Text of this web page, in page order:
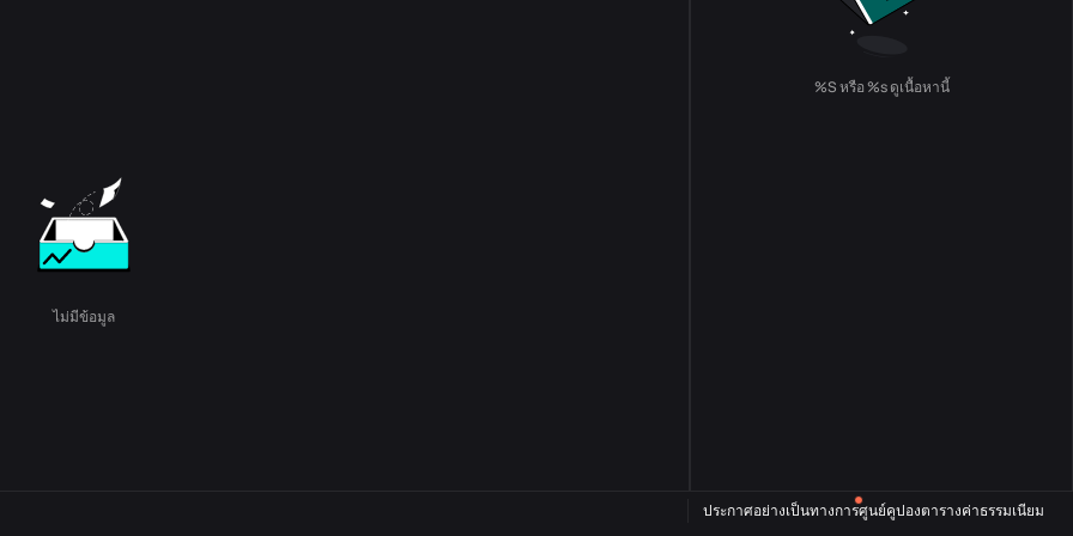
ไม่มีข้อมูล
%S หรือ %s ดูเนื้อหานี้
ประกาศอย่างเป็นทางการศูนย์คูปองตารางค่าธรรมเนียม